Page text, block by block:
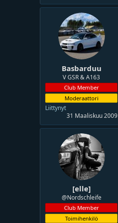
Basbarduu
V GSR & A163
Club Member
Moderaattori
Liittynyt
31 Maaliskuu 2009
[elle]
@Nordschleife
Club Member
Toimihenkilö